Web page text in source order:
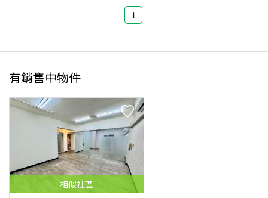
1
有銷售中物件
相似社區